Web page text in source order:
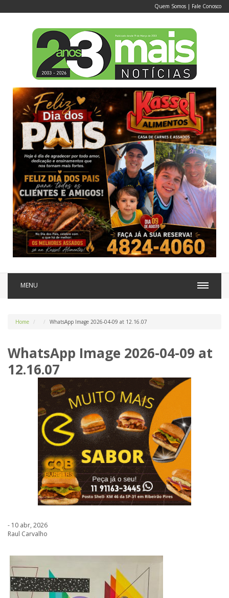
Quem Somos | Fale Conosco
MENU
Home WhatsApp Image 2026-04-09 at 12.16.07
WhatsApp Image 2026-04-09 at
12.16.07
- 10 abr, 2026
Raul Carvalho